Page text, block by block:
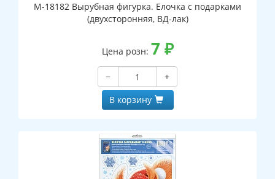
М-18182 Вырубная фигурка. Елочка с подарками
(двухсторонняя, ВД-лак)
Цена розн: 7 ₽
−
+
В корзину